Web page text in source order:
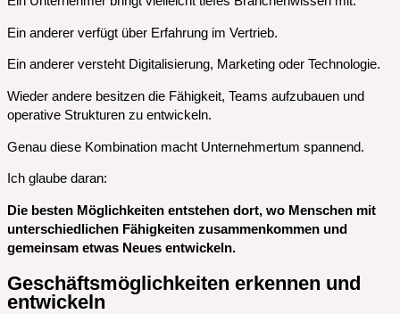
Ein anderer verfügt über Erfahrung im Vertrieb.
Ein anderer versteht Digitalisierung, Marketing oder Technologie.
Wieder andere besitzen die Fähigkeit, Teams aufzubauen und
operative Strukturen zu entwickeln.
Genau diese Kombination macht Unternehmertum spannend.
Ich glaube daran:
Die besten Möglichkeiten entstehen dort, wo Menschen mit
unterschiedlichen Fähigkeiten zusammenkommen und
gemeinsam etwas Neues entwickeln.
Geschäftsmöglichkeiten erkennen und
entwickeln